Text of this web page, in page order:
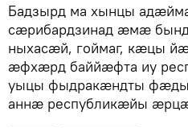
Бадзырд ма хынцы
сæрибардзинад æмæ
ныхасæй, гоймаг, кæцы
æфхæрд баййæфта иу
уыцы фыдракæндты
аннӕ республикӕйы